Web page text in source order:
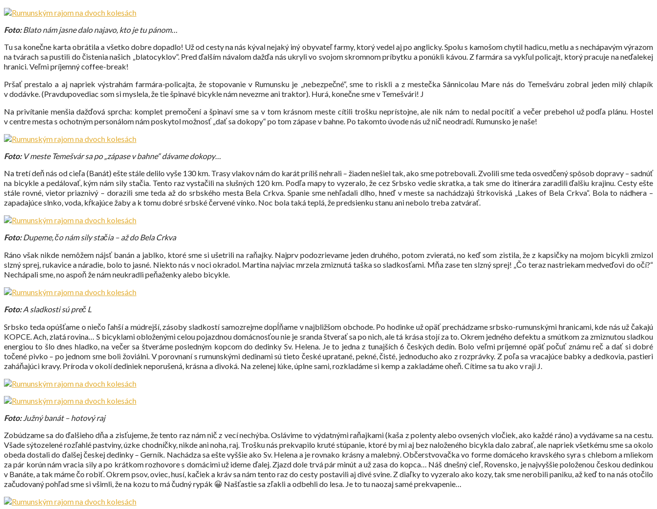
Foto:Blato nám jasne dalo najavo, kto je tu pánom…
Tu sa konečne karta obrátila a všetko dobre dopadlo! Už od cesty na nás kýval nejaký iný obyvateľ farmy, ktorý vedel aj po anglicky. Spolu s kamošom chytil hadicu, metlu a s nechápavým výrazom
na tvárach sa pustili do čistenia našich „blatocyklov“. Pred ďalším návalom dažďa nás ukryli vo svojom skromnom príbytku a ponúkli kávou. Z farmára sa vykľul policajt, ktorý pracuje na neďalekej
hranici. Veľmi príjemný coffee-break!
Pršať prestalo a aj napriek výstrahám farmára-policajta, že stopovanie v Rumunsku je „nebezpečné“, sme to riskli a z mestečka Sânnicolau Mare nás do Temešváru zobral jeden milý chlapík
v dodávke. (Pravdupovediac som si myslela, že tie špinavé bicykle nám nevezme ani traktor). Hurá, konečne sme v Temešvári! J
Na privítanie menšia dažďová sprcha: komplet premočení a špinaví sme sa v tom krásnom meste cítili trošku neprístojne, ale nik nám to nedal pocítiť a večer prebehol už podľa plánu. Hostel
v centre mesta s ochotným personálom nám poskytol možnosť „dať sa dokopy“ po tom zápase v bahne. Po takomto úvode nás už nič neodradí. Rumunsko je naše!
Foto:V meste Temešvár sa po „zápase v bahne“ dávame dokopy…
Na tretí deň nás od cieľa (Banát) ešte stále delilo vyše 130 km. Trasy vlakov nám do karát príliš nehrali – žiaden nešiel tak, ako sme potrebovali. Zvolili sme teda osvedčený spôsob dopravy – sadnúť
na bicykle a pedálovať, kým nám sily stačia. Tento raz vystačili na slušných 120 km. Podľa mapy to vyzeralo, že cez Srbsko vedie skratka, a tak sme do itinerára zaradili ďalšiu krajinu. Cesty ešte
stále rovné, vietor priaznivý – dorazili sme teda až do srbského mesta Bela Crkva. Spanie sme nehľadali dlho, hneď v meste sa nachádzajú štrkoviská „Lakes of Bela Crkva“. Bola to nádhera –
zapadajúce slnko, voda, kŕkajúce žaby a k tomu dobré srbské červené vínko. Noc bola taká teplá, že predsienku stanu ani nebolo treba zatvárať.
Foto:Dupeme, čo nám sily stačia – až do Bela Crkva
Ráno však nikde nemôžem nájsť banán a jablko, ktoré sme si ušetrili na raňajky. Najprv podozrievame jeden druhého, potom zvieratá, no keď som zistila, že z kapsičky na mojom bicykli zmizol
slzný sprej, rukavice a náradie, bolo to jasné. Niekto nás v noci okradol. Martina najviac mrzela zmiznutá taška so sladkosťami. Mňa zase ten slzný sprej! „Čo teraz nastriekam medveďovi do očí?“
Nechápali sme, no aspoň že nám neukradli peňaženky alebo bicykle.
Foto:A sladkosti sú preč L
Srbsko teda opúšťame o niečo ľahší a múdrejší, zásoby sladkostí samozrejme dopĺňame v najbližšom obchode. Po hodinke už opäť prechádzame srbsko-rumunskými hranicami, kde nás už čakajú
KOPCE. Ach, zlatá rovina… S bicyklami obloženými celou pojazdnou domácnosťou nie je sranda štverať sa po nich, ale tá krása stojí za to. Okrem jedného defektu a smútkom za zmiznutou sladkou
energiou to šlo dnes hladko, na večer sa štveráme posledným kopcom do dedinky Sv. Helena. Je to jedna z tunajších 6 českých dedín. Bolo veľmi príjemné opäť počuť známu reč a dať si dobré
točené pivko – po jednom sme boli žoviálni. V porovnaní s rumunskými dedinami sú tieto české upratané, pekné, čisté, jednoducho ako z rozprávky. Z poľa sa vracajúce babky a dedkovia, pastieri
zaháňajúci kravy. Príroda v okolí dediniek neporušená, krásna a divoká. Na zelenej lúke, úplne sami, rozkladáme si kemp a zakladáme oheň. Cítime sa tu ako v raji J.
Foto:Južný banát – hotový raj
Zobúdzame sa do ďalšieho dňa a zisťujeme, že tento raz nám nič z vecí nechýba. Oslávime to výdatnými raňajkami (kaša z polenty alebo ovsených vločiek, ako každé ráno) a vydávame sa na cestu.
Všade sýtozelené rozľahlé pastviny, úzke chodníčky, nikde ani noha, raj. Trošku nás prekvapilo kruté stúpanie, ktoré by mi aj bez naloženého bicykla dalo zabrať, ale napriek všetkému sme sa okolo
obeda dostali do ďalšej českej dedinky – Gerník. Nachádza sa ešte vyššie ako Sv. Helena a je rovnako krásny a malebný. Občerstvovačka vo forme domáceho kravského syra s chlebom a mliekom
za pár korún nám vracia sily a po krátkom rozhovore s domácimi už ideme ďalej. Zjazd dole trvá pár minút a už zasa do kopca… Náš dnešný cieľ, Rovensko, je najvyššie položenou českou dedinkou
v Banáte, a tak máme čo robiť. Okrem psov, oviec, husí, kačiek a kráv sa nám tento raz do cesty postavili aj divé svine. Z diaľky to vyzeralo ako kozy, tak sme nerobili paniku, až keď to na nás otočilo
začudovaný pohľad sme si všimli, že na kozu to má čudný rypák 😀 Našťastie sa zľakli a odbehli do lesa. Je to tu naozaj samé prekvapenie…